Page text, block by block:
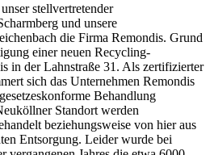
stellvertretender
und unsere
die Firma Remondis. Grund
einer neuen Recycling-
in der Lahnstraße 31. Als zertifizierter
sich das Unternehmen Remondis
Behandlung
Standort werden
beziehungsweise von hier aus
Entsorgung. Leider wurde bei